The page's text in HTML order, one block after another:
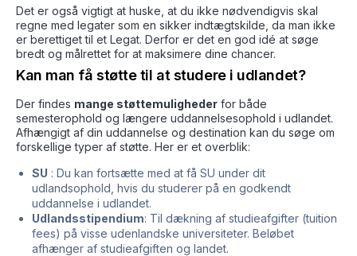
Det er også vigtigt at huske, at du ikke nødvendigvis skal
regne med legater som en sikker indtægtskilde, da man ikke
er berettiget til et Legat. Derfor er det en god idé at søge
bredt og målrettet for at maksimere dine chancer.
Kan man få støtte til at studere i udlandet?
Der findes mange støttemuligheder for både
semesterophold og længere uddannelsesophold i udlandet.
Afhængigt af din uddannelse og destination kan du søge om
forskellige typer af støtte. Her er et overblik:
SU : Du kan fortsætte med at få SU under dit
udlandsophold, hvis du studerer på en godkendt
uddannelse i udlandet.
Udlandsstipendium: Til dækning af studieafgifter (tuition
fees) på visse udenlandske universiteter. Beløbet
afhænger af studieafgiften og landet.